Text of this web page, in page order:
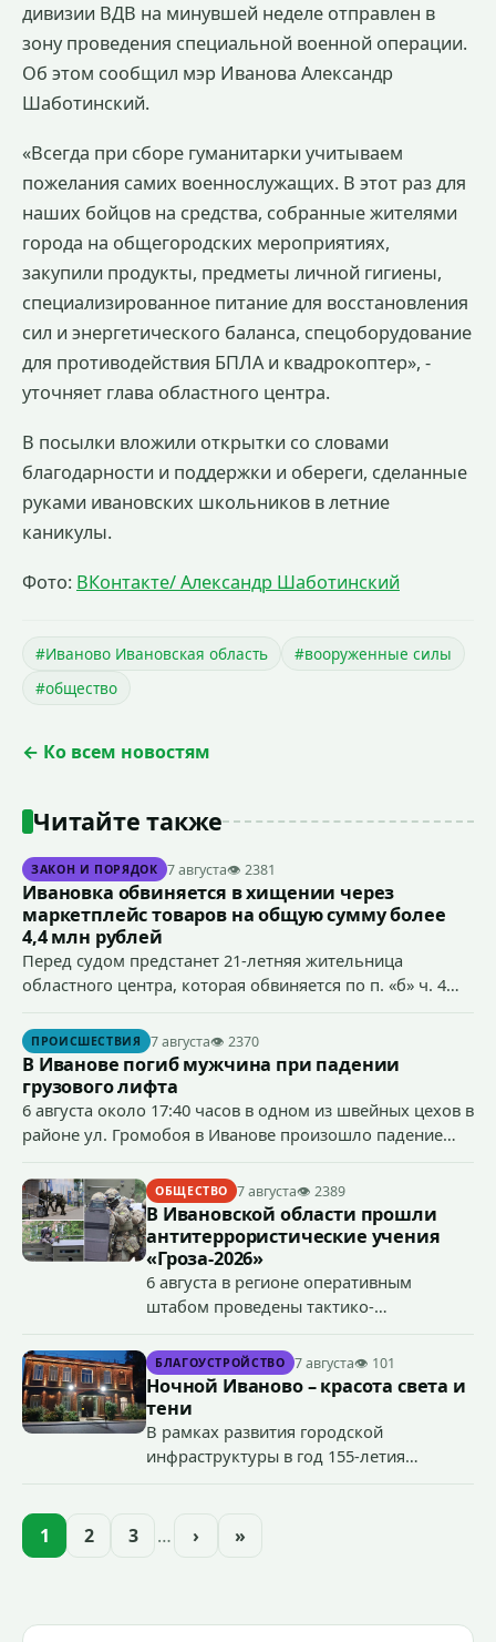
дивизии ВДВ на минувшей неделе отправлен в
зону проведения специальной военной операции.
Об этом сообщил мэр Иванова Александр
Шаботинский.
«Всегда при сборе гуманитарки учитываем
пожелания самих военнослужащих. В этот раз для
наших бойцов на средства, собранные жителями
города на общегородских мероприятиях,
закупили продукты, предметы личной гигиены,
специализированное питание для восстановления
сил и энергетического баланса, спецоборудование
для противодействия БПЛА и квадрокоптер», -
уточняет глава областного центра.
В посылки вложили открытки со словами
благодарности и поддержки и обереги, сделанные
руками ивановских школьников в летние
каникулы.
Фото: ВКонтакте/ Александр Шаботинский
#Иваново Ивановская область
#вооруженные силы
#общество
← Ко всем новостям
Читайте также
ЗАКОН И ПОРЯДОК 7 августа👁 2381
Ивановка обвиняется в хищении через
маркетплейс товаров на общую сумму более
4,4 млн рублей
Перед судом предстанет 21-летняя жительница
областного центра, которая обвиняется по п. «б» ч. 4
сумму более 4,4 млн рублей через маркетплейс.
ПРОИСШЕСТВИЯ 7 августа👁 2370
В Иванове погиб мужчина при падении
грузового лифта
6 августа около 17:40 часов в одном из швейных цехов в
районе ул. Громобоя в Иванове произошло падение
ОБЩЕСТВО 7 августа👁 2389
В Ивановской области прошли
антитеррористические учения
«Гроза-2026»
6 августа в регионе оперативным
штабом проведены тактико-
террористического акта на объекте
органов государственной власти.
«Гроза-2026».
БЛАГОУСТРОЙСТВО 7 августа👁 101
Ночной Иваново – красота света и
тени
В рамках развития городской
инфраструктуры в год 155-летия
проекта подсветки исторических
1 2 3 … › »